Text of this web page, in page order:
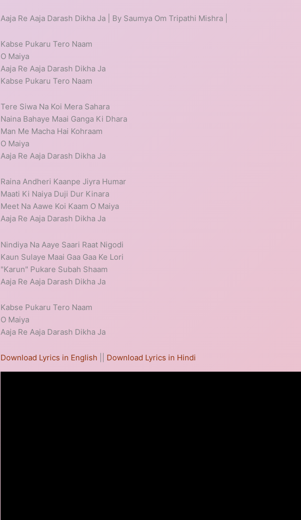
Aaja Re Aaja Darash Dikha Ja | By Saumya Om Tripathi Mishra |
Kabse Pukaru Tero Naam
O Maiya
Aaja Re Aaja Darash Dikha Ja
Kabse Pukaru Tero Naam
Tere Siwa Na Koi Mera Sahara
Naina Bahaye Maai Ganga Ki Dhara
Man Me Macha Hai Kohraam
O Maiya
Aaja Re Aaja Darash Dikha Ja
Raina Andheri Kaanpe Jiyra Humar
Maati Ki Naiya Duji Dur Kinara
Meet Na Aawe Koi Kaam O Maiya
Aaja Re Aaja Darash Dikha Ja
Nindiya Na Aaye Saari Raat Nigodi
Kaun Sulaye Maai Gaa Gaa Ke Lori
"Karun" Pukare Subah Shaam
Aaja Re Aaja Darash Dikha Ja
Kabse Pukaru Tero Naam
O Maiya
Aaja Re Aaja Darash Dikha Ja
Download Lyrics in English Download Lyrics in Hindi